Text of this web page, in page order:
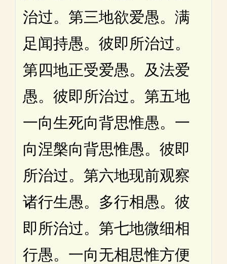
治过。第三地欲爱愚。满
足闻持愚。彼即所治过。
第四地正受爱愚。及法爱
愚。彼即所治过。第五地
一向生死向背思惟愚。一
向涅槃向背思惟愚。彼即
所治过。第六地现前观察
诸行生愚。多行相愚。彼
即所治过。第七地微细相
行愚。一向无相思惟方便